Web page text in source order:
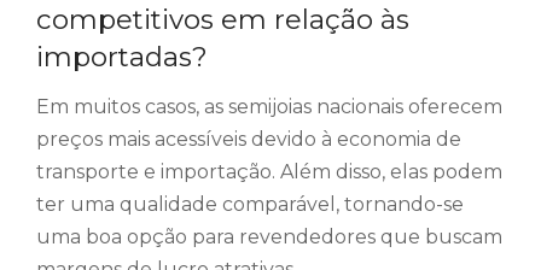
competitivos em relação às
importadas?
Em muitos casos, as semijoias nacionais oferecem
preços mais acessíveis devido à economia de
transporte e importação. Além disso, elas podem
ter uma qualidade comparável, tornando-se
uma boa opção para revendedores que buscam